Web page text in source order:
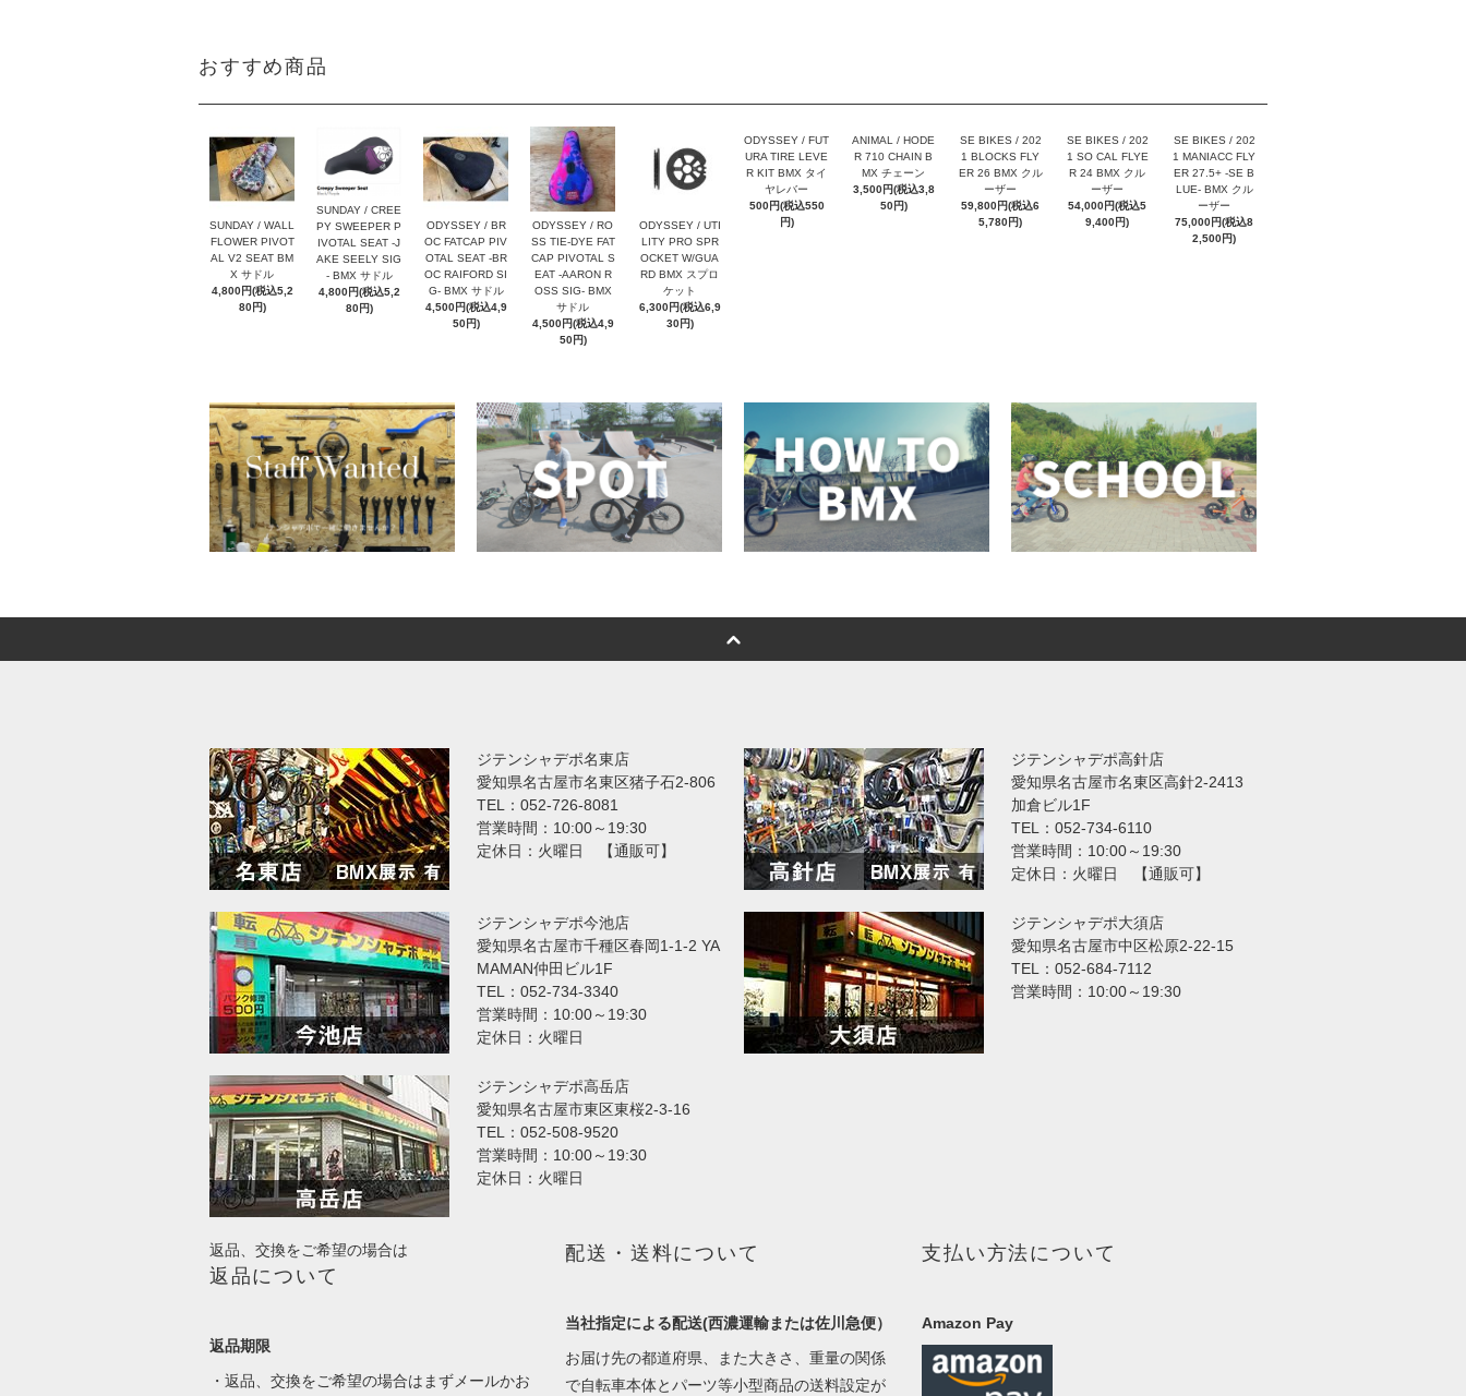
おすすめ商品
SUNDAY / WALL
FLOWER PIVOT
AL V2 SEAT BM
X サドル
4,800円(税込5,2
80円)
SUNDAY / CREE
PY SWEEPER P
IVOTAL SEAT -J
AKE SEELY SIG
- BMX サドル
4,800円(税込5,2
80円)
ODYSSEY / BR
OC FATCAP PIV
OTAL SEAT -BR
OC RAIFORD SI
G- BMX サドル
4,500円(税込4,9
50円)
ODYSSEY / RO
SS TIE-DYE FAT
CAP PIVOTAL S
EAT -AARON R
OSS SIG- BMX
サドル
4,500円(税込4,9
50円)
ODYSSEY / UTI
LITY PRO SPR
OCKET W/GUA
RD BMX スプロ
ケット
6,300円(税込6,9
30円)
ODYSSEY / FUT
URA TIRE LEVE
R KIT BMX タイ
ヤレバー
500円(税込550
円)
ANIMAL / HODE
R 710 CHAIN B
MX チェーン
3,500円(税込3,8
50円)
SE BIKES / 202
1 BLOCKS FLY
ER 26 BMX クル
ーザー
59,800円(税込6
5,780円)
SE BIKES / 202
1 SO CAL FLYE
R 24 BMX クル
ーザー
54,000円(税込5
9,400円)
SE BIKES / 202
1 MANIACC FLY
ER 27.5+ -SE B
LUE- BMX クル
ーザー
75,000円(税込8
2,500円)
ジテンシャデポ名東店
愛知県名古屋市名東区猪子石2-806
TEL：052-726-8081
営業時間：10:00～19:30
定休日：火曜日 【通販可】
ジテンシャデポ高針店
愛知県名古屋市名東区高針2-2413
加倉ビル1F
TEL：052-734-6110
営業時間：10:00～19:30
定休日：火曜日 【通販可】
ジテンシャデポ今池店
愛知県名古屋市千種区春岡1-1-2 YA
MAMAN仲田ビル1F
TEL：052-734-3340
営業時間：10:00～19:30
定休日：火曜日
ジテンシャデポ大須店
愛知県名古屋市中区松原2-22-15
TEL：052-684-7112
営業時間：10:00～19:30
ジテンシャデポ高岳店
愛知県名古屋市東区東桜2-3-16
TEL：052-508-9520
営業時間：10:00～19:30
定休日：火曜日
返品、交換をご希望の場合は
返品について
返品期限
・返品、交換をご希望の場合はまずメールかお
配送・送料について
当社指定による配送(西濃運輸または佐川急便）
お届け先の都道府県、また大きさ、重量の関係
で自転車本体とパーツ等小型商品の送料設定が
支払い方法について
Amazon Pay